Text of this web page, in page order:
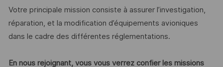
Votre principale mission consiste à assurer l’investigation,
réparation, et la modification d’équipements avioniques
dans le cadre des différentes réglementations.
En nous rejoignant, vous vous verrez confier les missions